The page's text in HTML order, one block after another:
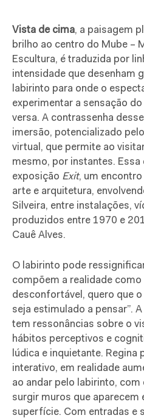
Vista de cima, a paisagem
brilho ao centro do Mube –
Escultura, é traduzida por
intensidade que desenham
labirinto para onde o
experimentar a sensação
versa. A contrassenha
imersão, potencializado
virtual, que permite ao
mesmo, por instantes. Essa
exposição Exit, um
arte e arquitetura,
Silveira, entre instalações,
produzidos entre 1970 e
Cauê Alves.
O labirinto pode
compõem a realidade como
desconfortável, quero que
seja estimulado a pensar”.
tem ressonâncias sobre o
hábitos perceptivos e
lúdica e inquietante. Regina
interativo, em realidade
ao andar pelo labirinto,
surgir muros que aparecem
superfície. Com entradas e